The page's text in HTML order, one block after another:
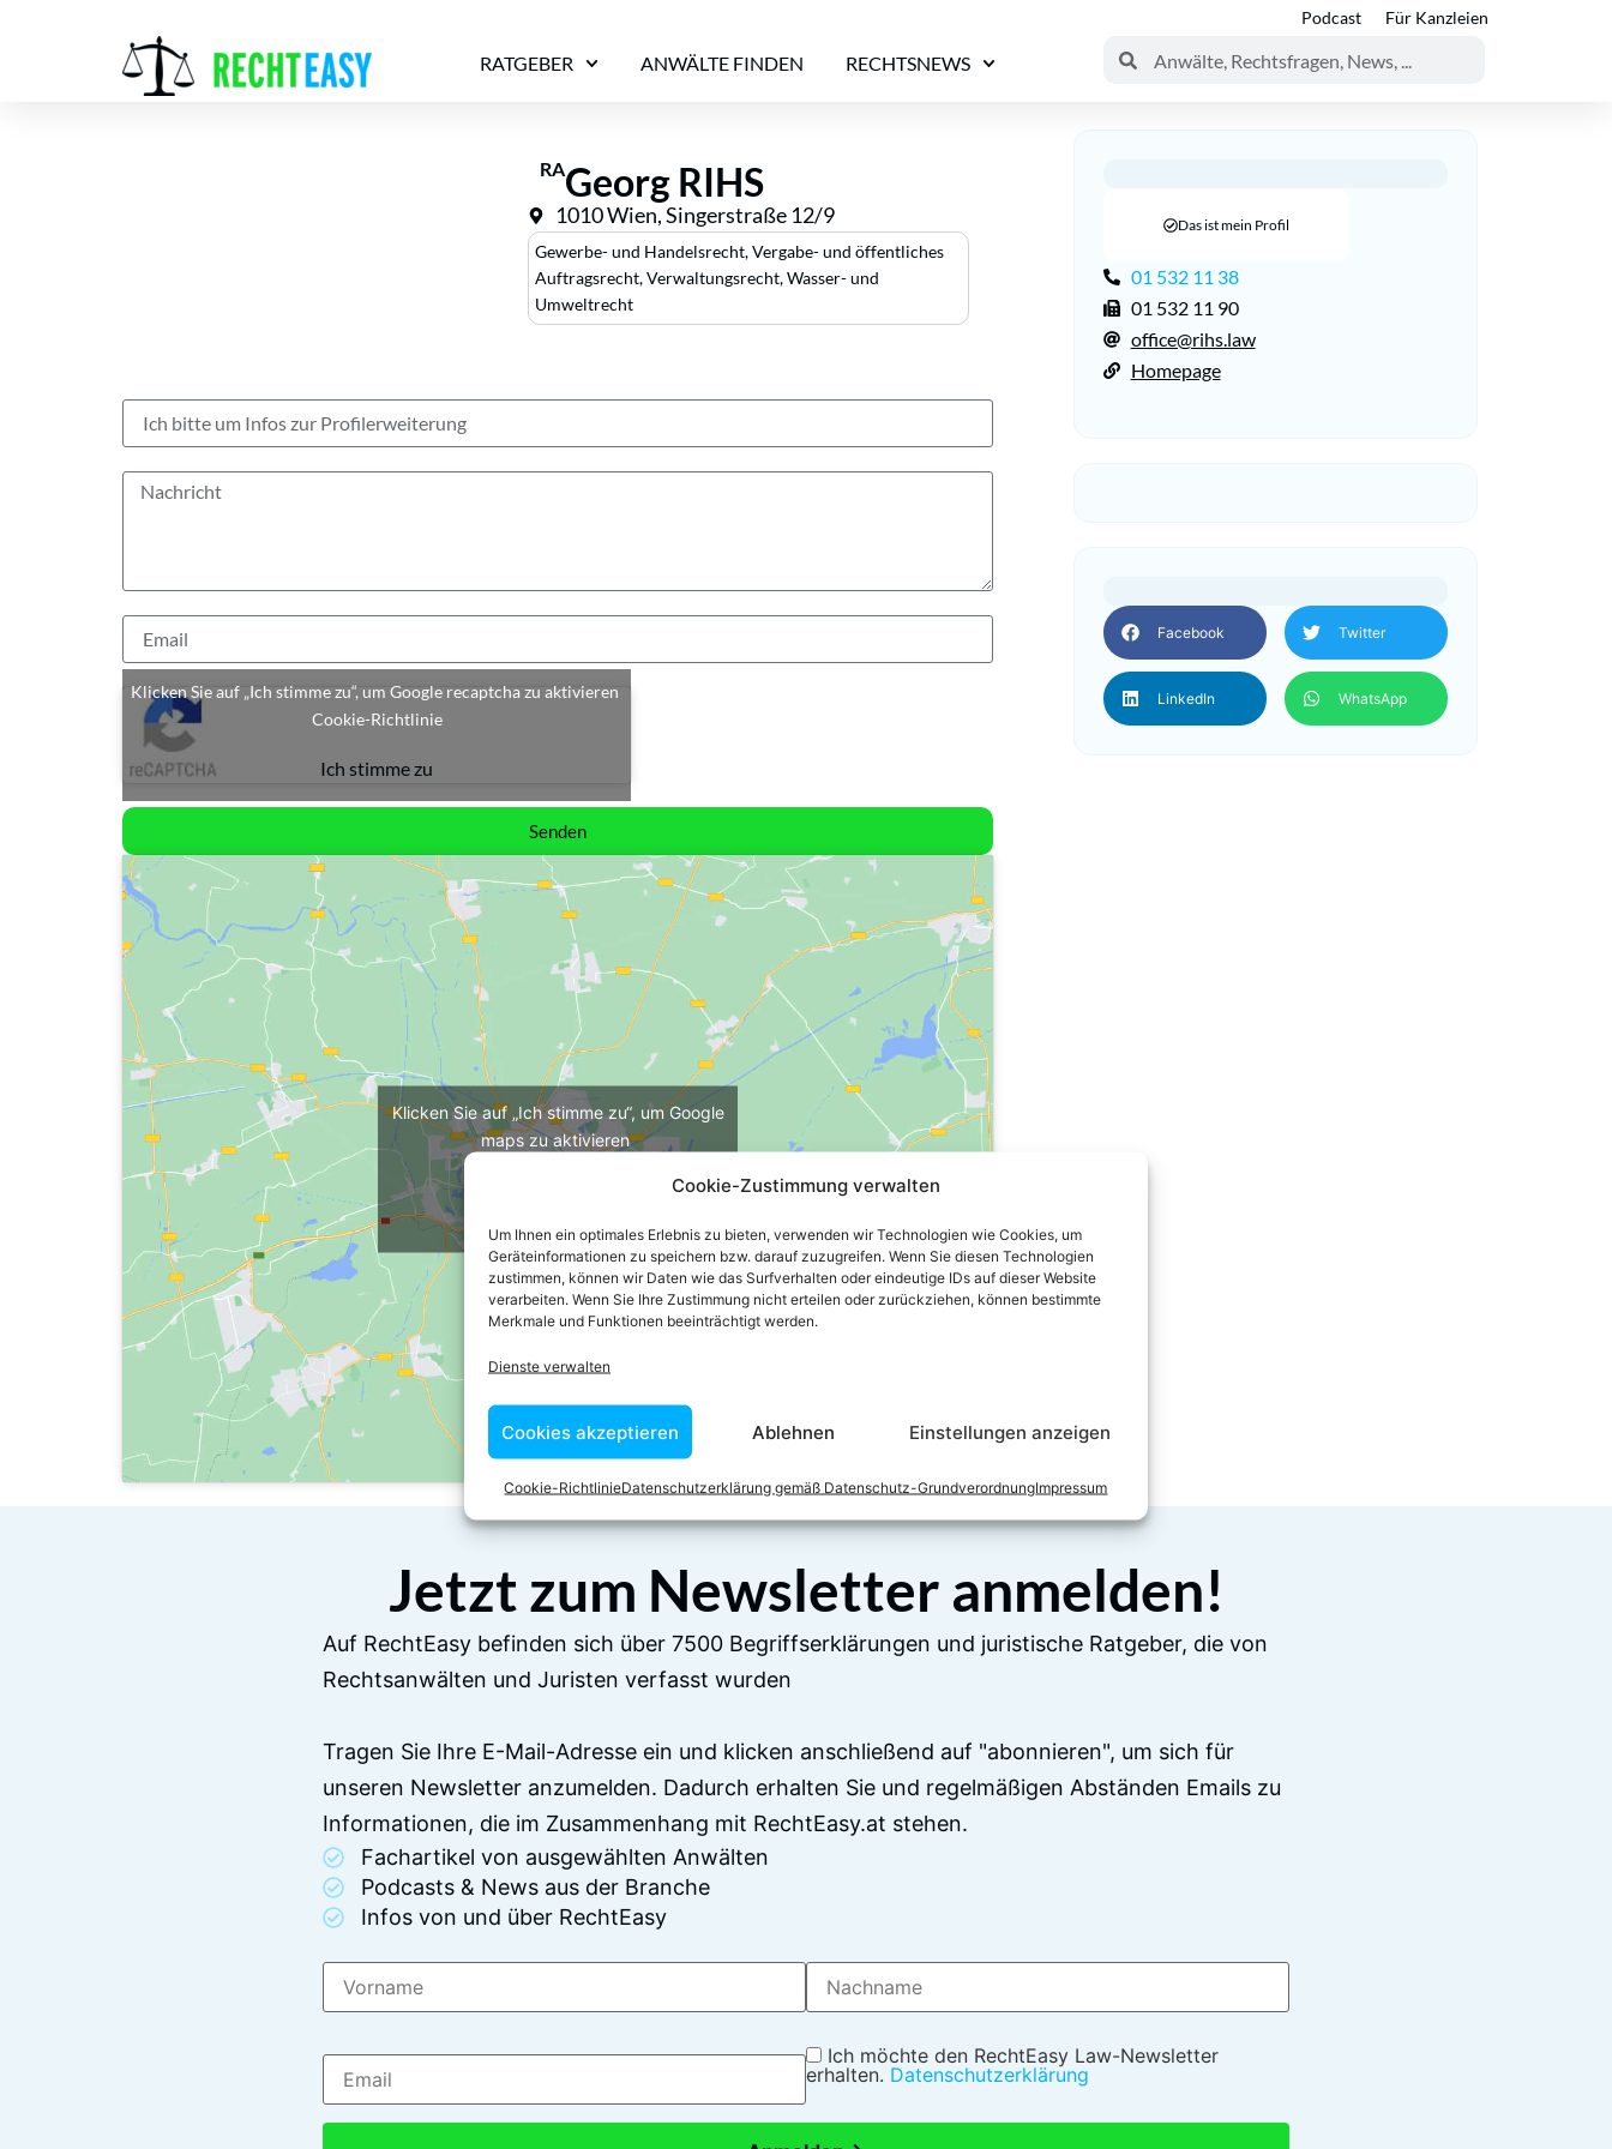
Cookie-Zustimmung verwalten
Um Ihnen ein optimales Erlebnis zu bieten, verwenden wir Technologien wie Cookies, um
Geräteinformationen zu speichern bzw. darauf zuzugreifen. Wenn Sie diesen Technologien
zustimmen, können wir Daten wie das Surfverhalten oder eindeutige IDs auf dieser Website
verarbeiten. Wenn Sie Ihre Zustimmung nicht erteilen oder zurückziehen, können bestimmte
Merkmale und Funktionen beeinträchtigt werden.
Dienste verwalten
Cookies akzeptieren Ablehnen Einstellungen anzeigen
Cookie-RichtlinieDatenschutzerklärung gemäß Datenschutz-GrundverordnungImpressum
Podcast Für Kanzleien
RATGEBER ANWÄLTE FINDEN RECHTSNEWS
RAGeorg RIHS
1010 Wien, Singerstraße 12/9
Gewerbe- und Handelsrecht,Vergabe- und öffentliches
Auftragsrecht,Verwaltungsrecht,Wasser- und
Umweltrecht
Klicken Sie auf „Ich stimme zu“, um Google recaptcha zu aktivieren
Cookie-Richtlinie
Ich stimme zu
Senden
Klicken Sie auf „Ich stimme zu“, um Google
maps zu aktivieren
Das ist mein Profil
01 532 11 38
01 532 11 90
office@rihs.law
Homepage
Facebook Twitter
LinkedIn WhatsApp
Jetzt zum Newsletter anmelden!
Auf RechtEasy befinden sich über 7500 Begriffserklärungen und juristische Ratgeber, die von
Rechtsanwälten und Juristen verfasst wurden
Tragen Sie Ihre E-Mail-Adresse ein und klicken anschließend auf "abonnieren", um sich für
unseren Newsletter anzumelden. Dadurch erhalten Sie und regelmäßigen Abständen Emails zu
Informationen, die im Zusammenhang mit RechtEasy.at stehen.
Fachartikel von ausgewählten Anwälten
Podcasts & News aus der Branche
Infos von und über RechtEasy
Ich möchte den RechtEasy Law-Newsletter
erhalten. Datenschutzerklärung